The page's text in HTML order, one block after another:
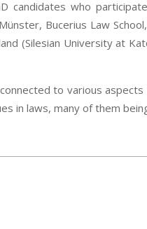
candidates who
Bucerius Law
(Silesian University at
to various
in laws, many of them